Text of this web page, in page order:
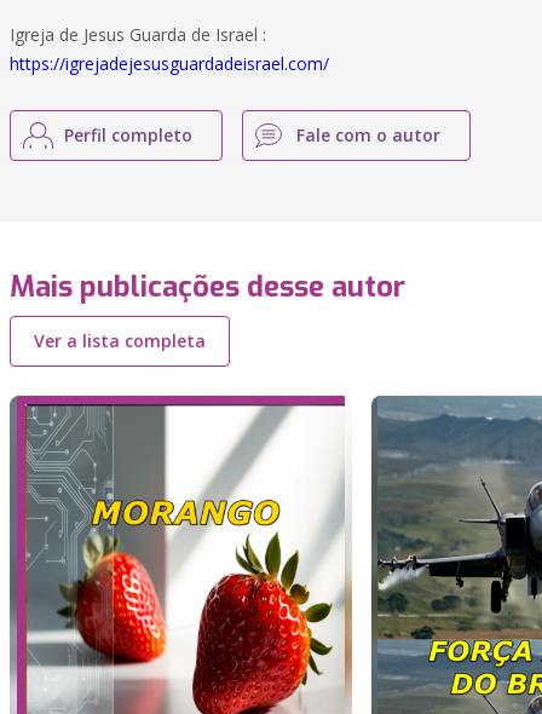
Igreja de Jesus Guarda de Israel :
https://igrejadejesusguardadeisrael.com/
Perfil completo Fale com o autor
Mais publicações desse autor
Ver a lista completa